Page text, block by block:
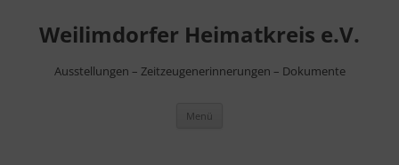
springen
Weilimdorfer Heimatkreis e.V.
Ausstellungen – Zeitzeugenerinnerungen – Dokumente
Menü